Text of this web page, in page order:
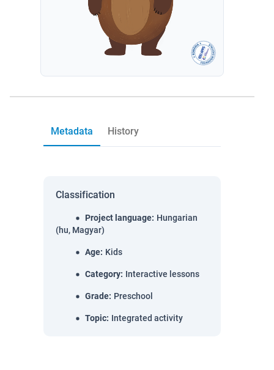
Metadata History
Classification
Project language: Hungarian
(hu, Magyar)
Age: Kids
Category: Interactive lessons
Grade: Preschool
Topic: Integrated activity